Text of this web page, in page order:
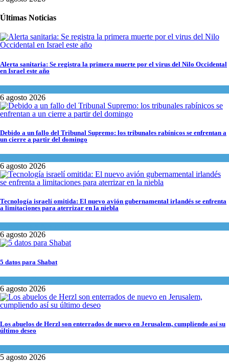
Últimas Noticias
Alerta sanitaria: Se registra la primera muerte por el virus del Nilo Occidental
en Israel este año
6 agosto 2026
Debido a un fallo del Tribunal Supremo: los tribunales rabínicos se enfrentan a
un cierre a partir del domingo
6 agosto 2026
Tecnología israelí omitida: El nuevo avión gubernamental irlandés se enfrenta
a limitaciones para aterrizar en la niebla
6 agosto 2026
5 datos para Shabat
6 agosto 2026
Los abuelos de Herzl son enterrados de nuevo en Jerusalem, cumpliendo así su
último deseo
5 agosto 2026